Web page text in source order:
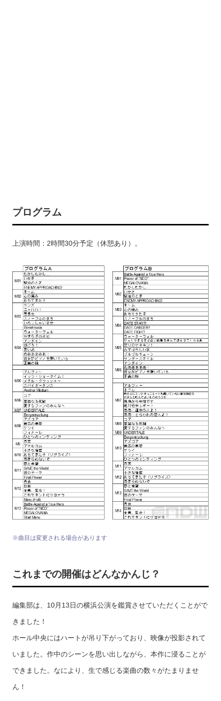
プログラム
上演時間：2時間30分予定（休憩あり）。
※曲目は変更される場合があります
これまでの開催はどんなかんじ？
編集部は、10月13日の横浜公演を鑑賞させていただくことがで
きました！
ホール中央にはハートが吊り下がっており、映像が投影されて
いました。作中のシーンを思い出しながら、本作に浸ることが
できました。なにより、生で感じる楽曲の数々がたまりませ
ん！